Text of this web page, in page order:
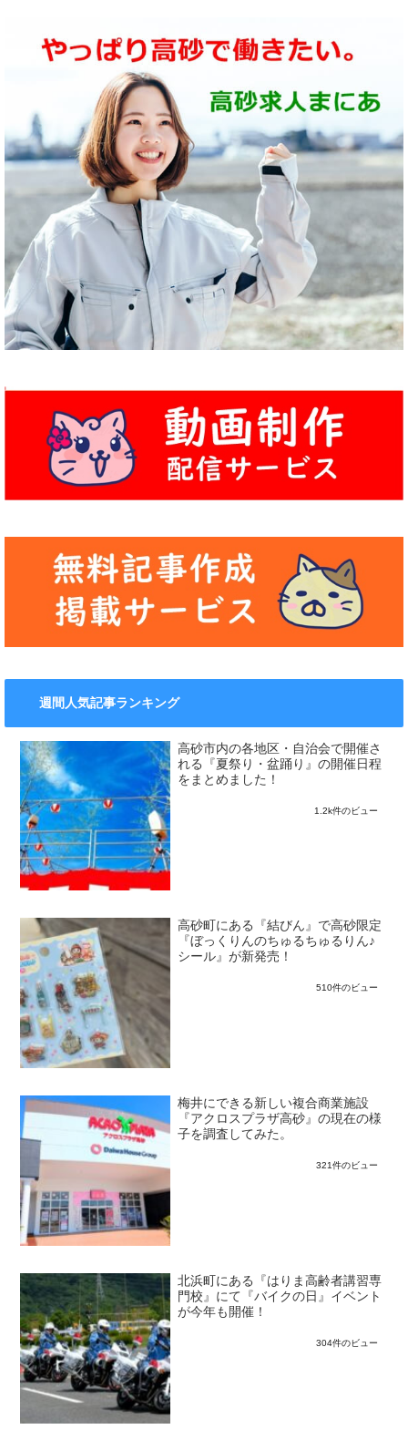
週間人気記事ランキング
高砂市内の各地区・自治会で開催さ
れる『夏祭り・盆踊り』の開催日程
をまとめました！
1.2k件のビュー
高砂町にある『結びん』で高砂限定
『ぼっくりんのちゅるちゅるりん♪
シール』が新発売！
510件のビュー
梅井にできる新しい複合商業施設
『アクロスプラザ高砂』の現在の様
子を調査してみた。
321件のビュー
北浜町にある『はりま高齢者講習専
門校』にて『バイクの日』イベント
が今年も開催！
304件のビュー